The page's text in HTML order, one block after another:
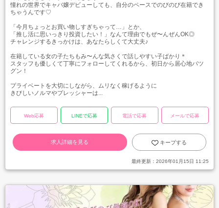
憧れの世界でキャバ嬢デビューしても、自分のペースでのびのび在籍でき
ちゃうんです♡
「今月ちょっとお買い物しすぎちゃって…」とか、
「推し活に思いっきり投資したい！」なんて理由でもぜ〜んぜんOK◎
チャレンジするきっかけは、あなたらしくて大丈夫♪
在籍している女の子たちもみ〜んな気さくで話しやすい子ばかり＊
スタッフも優しくて丁寧にフォローしてくれるから、初日から居心地バツ
グン！
プライベートを大切にしながら、ムリなく稼げるように
きびしいノルマやプレッシャーは...
Web応募 LINEで応募 電話で応募 メールで応募
求人詳細を見る キープする
最終更新： 2026年01月15日 11:25